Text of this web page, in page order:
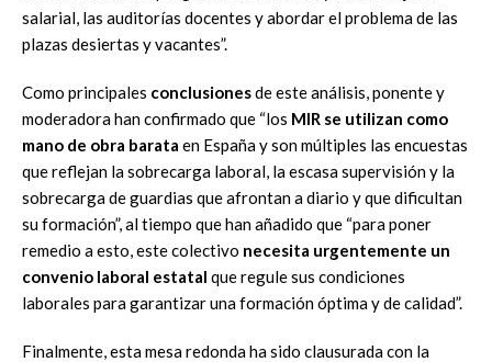
salarial, las auditorías docentes y abordar el problema de las
plazas desiertas y vacantes”.
Como principales conclusionesde este análisis, ponente y
moderadora han confirmado que “los MIR se utilizan como
mano de obra barata en España y son múltiples las encuestas
que reflejan la sobrecarga laboral, la escasa supervisión y la
sobrecarga de guardias que afrontan a diario y que dificultan
su formación”, al tiempo que han añadido que “para poner
remedio a esto, este colectivo necesita urgentemente un
convenio laboral estatal que regule sus condiciones
laborales para garantizar una formación óptima y de calidad”.
Finalmente, esta mesa redonda ha sido clausurada con la